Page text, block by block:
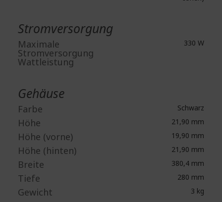
Stromversorgung
Maximale
Stromversorgung
Wattleistung
330 W
Gehäuse
Farbe Schwarz
Höhe 21,90 mm
Höhe (vorne) 19,90 mm
Höhe (hinten) 21,90 mm
Breite 380,4 mm
Tiefe 280 mm
Gewicht 3 kg